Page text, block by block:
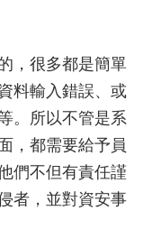
，很多都是簡單
料輸入錯誤、或
。所以不管是系
，都需要給予員
們不但有責任謹
者，並對資安事